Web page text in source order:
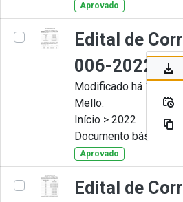
Aprovado
Edital de
006-2022
Modificado há 11
Mello.
Início > 2022
Documento básico
Aprovado
Edital de